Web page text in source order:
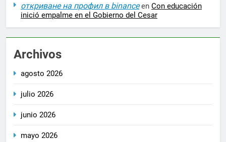
откриване на профил в binanceen Con educación
inició empalme en el Gobierno del Cesar
Archivos
agosto 2026
julio 2026
junio 2026
mayo 2026